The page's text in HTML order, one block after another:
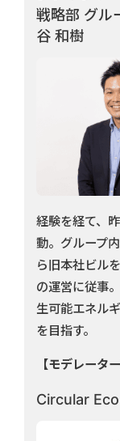
戦略部 グル
谷 和樹
経験を経て、
動。グループ
ら旧本社ビル
の運営に従事
生可能エネル
を目指す。
【モデレーター
Circular